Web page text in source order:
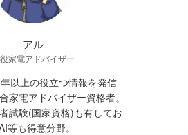
アル
家電アドバイザー
以上の役立つ情報を発信
家電アドバイザー資格者。
試験(国家資格)も有してお
等も得意分野。